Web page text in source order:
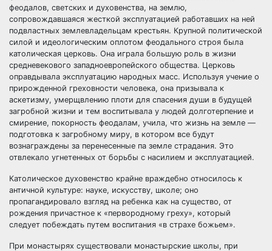
феодалов, светских и духовенства, на землю,
сопровождавшаяся жесткой эксплуатацией работавших на ней
подвластных землевладельцам крестьян. Крупной политической
силой и идеологическим оплотом феодального строя была
католическая церковь. Она играла большую роль в жизни
средневекового западноевропейского общества. Церковь
оправдывала эксплуатацию народных масс. Используя учение о
прирожденной греховности человека, она призывала к
аскетизму, умерщвлению плоти для спасения души в будущей
загробной жизни и тем воспитывала у людей долготерпение и
смирение, покорность феодалам, учила, что жизнь на земле —
подготовка к загробному миру, в котором все будут
вознаграждены за перенесенные па земле страдания. Это
отвлекало угнетенных от борьбы с насилием и эксплуатацией.
Католическое духовенство крайне враждебно относилось к
античной культуре: науке, искусству, школе; оно
пропагандировало взгляд на ребенка как на существо, от
рождения причастное к «первородному греху», который
следует побеждать путем воспитания «в страхе божьем».
При монастырях существовали монастырские школы, при